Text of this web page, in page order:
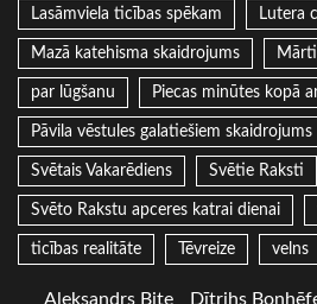
Lasāmviela ticības spēkam Lutera
Mazā katehisma skaidrojums
par lūgšanu Piecas minūtes kopā
Pāvila vēstules galatiešiem skaidrojums
Svētais Vakarēdiens Svētie Raksti
Svēto Rakstu apceres katrai dienai
ticības realitāte Tēvreize velns
Aleksandrs Bite Dītrihs